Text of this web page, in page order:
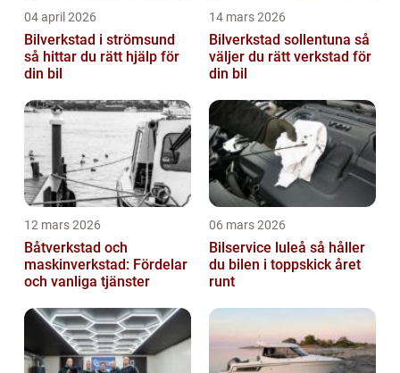
04 april 2026
Bilverkstad i strömsund
så hittar du rätt hjälp för
din bil
14 mars 2026
Bilverkstad sollentuna så
väljer du rätt verkstad för
din bil
12 mars 2026
Båtverkstad och
maskinverkstad: Fördelar
och vanliga tjänster
06 mars 2026
Bilservice luleå så håller
du bilen i toppskick året
runt